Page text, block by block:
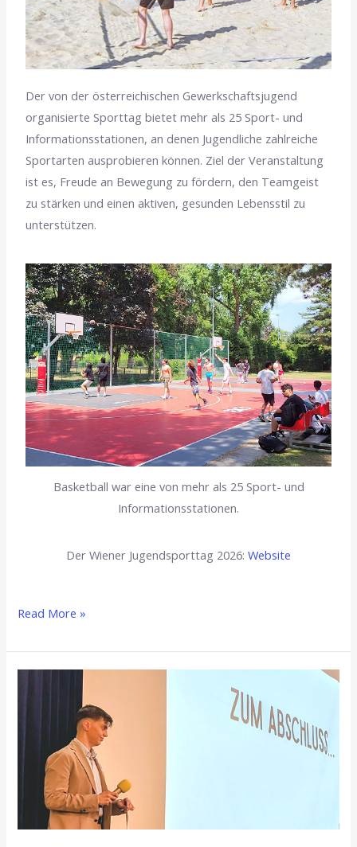
Der von der österreichischen Gewerkschaftsjugend
organisierte Sporttag bietet mehr als 25 Sport- und
Informationsstationen, an denen Jugendliche zahlreiche
Sportarten ausprobieren können. Ziel der Veranstaltung
ist es, Freude an Bewegung zu fördern, den Teamgeist
zu stärken und einen aktiven, gesunden Lebensstil zu
unterstützen.
Basketball war eine von mehr als 25 Sport- und
Informationsstationen.
Der Wiener Jugendsporttag 2026: Website
Read More »
Auszeichnung
jeder
Menge
Zukunft
im